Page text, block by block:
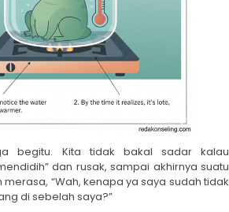
begitu. Kita tidak bakal sadar kalau
dan rusak, sampai akhirnya suatu
“Wah, kenapa ya saya sudah tidak
di sebelah saya?”